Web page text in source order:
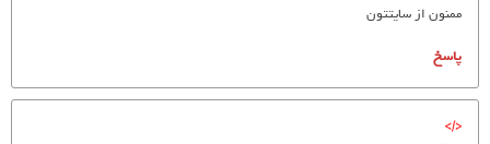
ممنون از سايتتون
پاسخ